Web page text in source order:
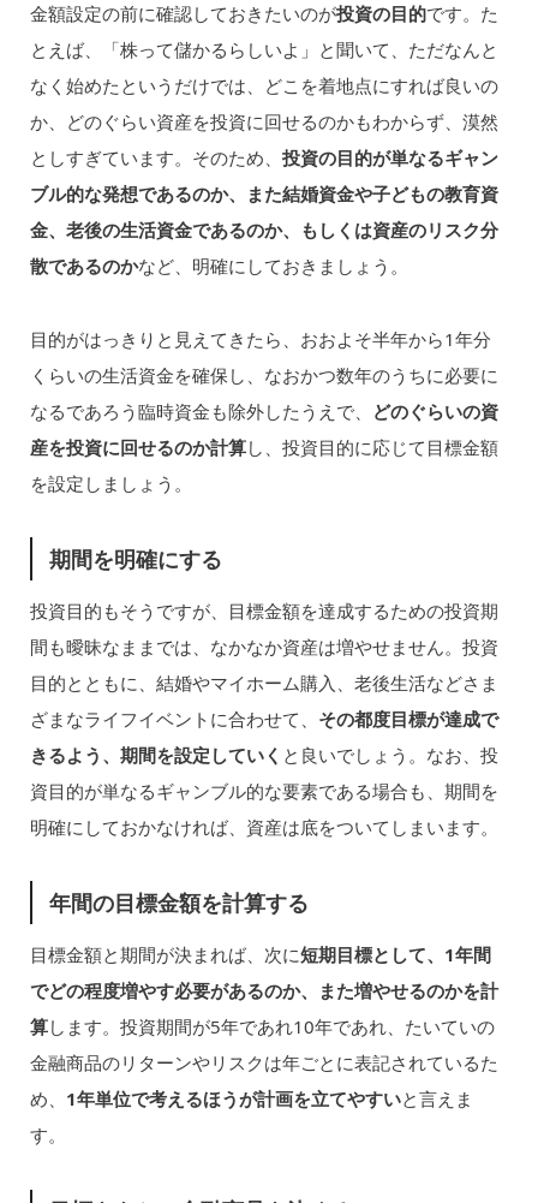
金額設定の前に確認しておきたいのが投資の目的です。た
とえば、「株って儲かるらしいよ」と聞いて、ただなんと
なく始めたというだけでは、どこを着地点にすれば良いの
か、どのぐらい資産を投資に回せるのかもわからず、漠然
としすぎています。そのため、 投資の目的が単なるギャン
ブル的な発想であるのか、また結婚資金や子どもの教育資
金、老後の生活資金であるのか、もしくは資産のリスク分
散であるのかなど、明確にしておきましょう。
目的がはっきりと見えてきたら、おおよそ半年から1年分
くらいの生活資金を確保し、なおかつ数年のうちに必要に
なるであろう臨時資金も除外したうえで、
どのぐらいの資
産を投資に回せるのか計算し、投資目的に応じて目標金額
を設定しましょう。
期間を明確にする
投資目的もそうですが、目標金額を達成するための投資期
間も曖昧なままでは、なかなか資産は増やせません。投資
目的とともに、結婚やマイホーム購入、老後生活などさま
ざまなライフイベントに合わせて、 その都度目標が達成で
きるよう、期間を設定していく と良いでしょう。なお、投
資目的が単なるギャンブル的な要素である場合も、期間を
明確にしておかなければ、資産は底をついてしまいます。
年間の目標金額を計算する
目標金額と期間が決まれば、次に短期目標として、1年間
でどの程度増やす必要があるのか、また増やせるのかを計
算します。投資期間が5年であれ10年であれ、たいていの
金融商品のリターンやリスクは年ごとに表記されているた
め、 1年単位で考えるほうが計画を立てやすいと言えま
す。